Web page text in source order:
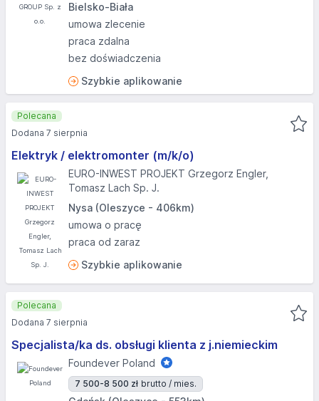
Bielsko-Biała
umowa zlecenie
praca zdalna
bez doświadczenia
Szybkie aplikowanie
Elektryk / elektromonter (m/k/o)
EURO-INWEST PROJEKT Grzegorz Engler,
Tomasz Lach Sp. J.
Nysa (Oleszyce - 406km)
umowa o pracę
praca od zaraz
Szybkie aplikowanie
Polecana
Dodana 7 sierpnia
Specjalista/ka ds. obsługi klienta z j.niemieckim
Foundever Poland
7 500-8 500 zł brutto / mies.
Polecana
Dodana 7 sierpnia